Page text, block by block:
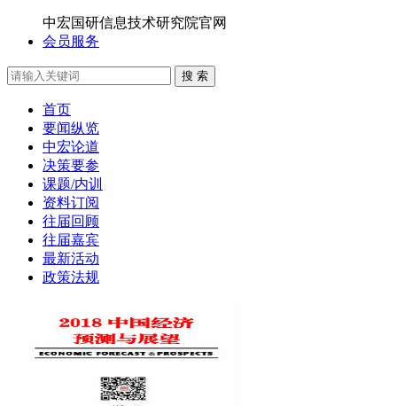
中宏国研信息技术研究院官网
会员服务
搜 索
首页
要闻纵览
中宏论道
决策要参
课题/内训
资料订阅
往届回顾
往届嘉宾
最新活动
政策法规